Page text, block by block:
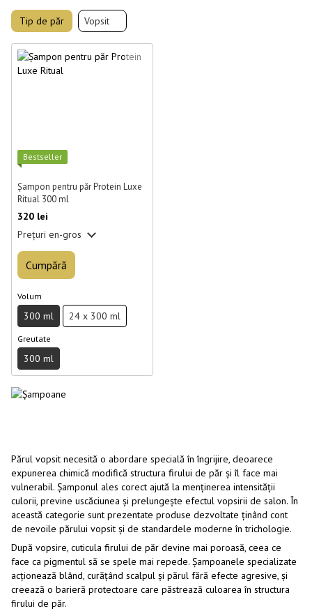
Tip de păr Vopsit
Best­seller
Șampon pentru păr Protein Luxe
Ritual 300 ml
320 lei
Prețuri en-gros
Cumpără
Volum
300 ml 24 x 300 ml
Greutate
300 ml
Părul vopsit necesită o abordare specială în îngrijire, deoarece
expunerea chimică modifică structura firului de păr și îl face mai
vulnerabil. Șamponul ales corect ajută la menținerea intensității
culorii, previne uscăciunea și prelungește efectul vopsirii de salon. În
această categorie sunt prezentate produse dezvoltate ținând cont
de nevoile părului vopsit și de standardele moderne în trichologie.
După vopsire, cuticula firului de păr devine mai poroasă, ceea ce
face ca pigmentul să se spele mai repede. Șampoanele specializate
acționează blând, curățând scalpul și părul fără efecte agresive, și
creează o barieră protectoare care păstrează culoarea în structura
firului de păr.